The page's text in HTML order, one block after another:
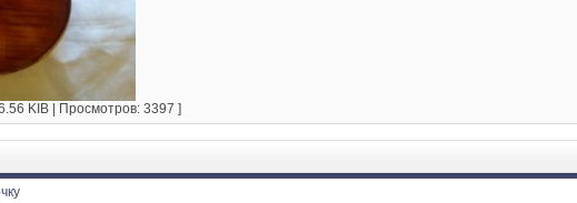
KIB | Просмотров: 3397 ]